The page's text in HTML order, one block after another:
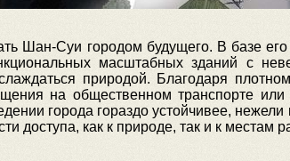
Шан-Суи городом будущего. В базе
масштабных зданий с
природой. Благодаря
на общественном транспорте
города гораздо устойчивее,
доступа, как к природе, так и к